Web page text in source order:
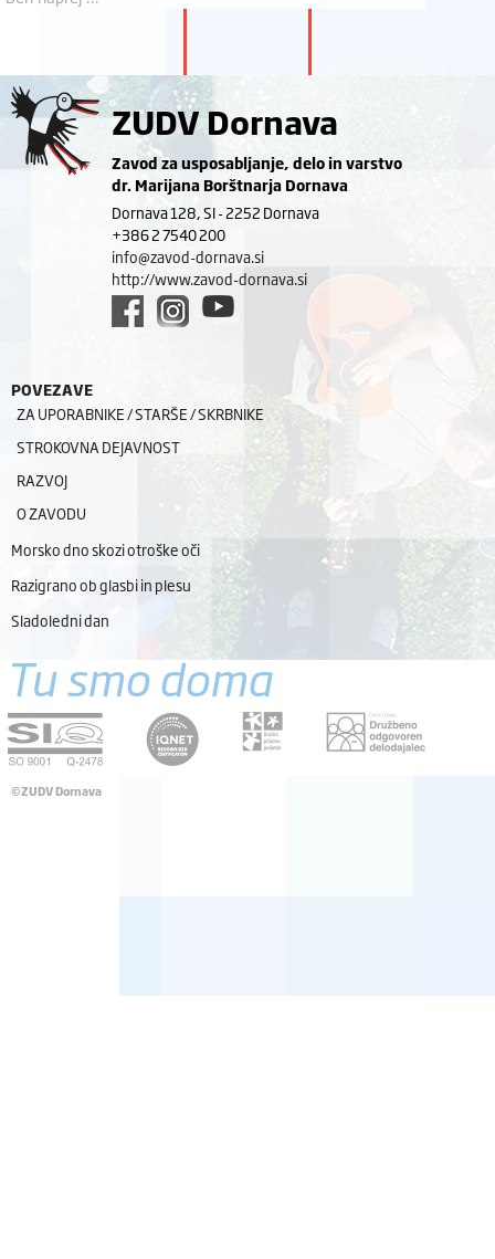
ZUDV Dornava
Zavod za usposabljanje, delo in varstvo
dr. Marijana Borštnarja Dornava
Dornava 128, SI - 2252 Dornava
+386 2 7540 200
info@zavod-dornava.si
http://www.zavod-dornava.si
POVEZAVE
ZA UPORABNIKE / STARŠE / SKRBNIKE
STROKOVNA DEJAVNOST
RAZVOJ
O ZAVODU
Morsko dno skozi otroške oči
Razigrano ob glasbi in plesu
Sladoledni dan
Tu smo doma
©ZUDV Dornava